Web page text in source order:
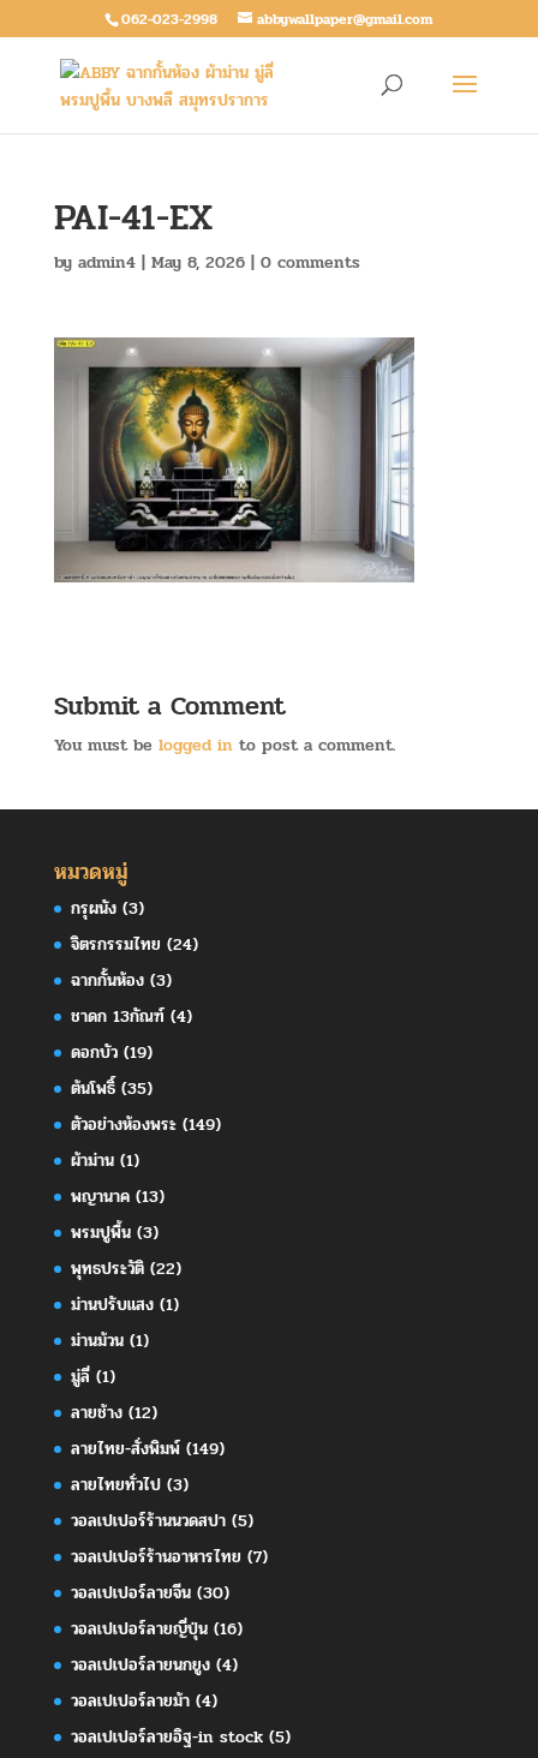
062-023-2998 abbywallpaper@gmail.com
PAI-41-EX
by admin4| May 8, 2026| 0 comments
Submit a Comment
You must be logged into post a comment.
หมวดหมู่
กรุผนัง(3)
จิตรกรรมไทย (24)
ฉากกั้นห้อง(3)
ชาดก 13กัณฑ์(4)
ดอกบัว(19)
ต้นโพธิ์(35)
ตัวอย่างห้องพระ(149)
ผ้าม่าน(1)
พญานาค(13)
พรมปูพื้น(3)
พุทธประวัติ(22)
ม่านปรับแสง(1)
ม่านม้วน(1)
มู่ลี่(1)
ลายช้าง(12)
ลายไทย-สั่งพิมพ์(149)
ลายไทยทั่วไป(3)
วอลเปเปอร์ร้านนวดสปา(5)
วอลเปเปอร์ร้านอาหารไทย (7)
วอลเปเปอร์ลายจีน(30)
วอลเปเปอร์ลายญี่ปุ่น(16)
วอลเปเปอร์ลายนกยูง(4)
วอลเปเปอร์ลายม้า(4)
วอลเปเปอร์ลายอิฐ-in stock(5)